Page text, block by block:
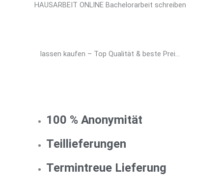
HAUSARBEIT ONLINE Bachelorarbeit schreiben
lassen kaufen – Top Qualität & beste Prei...
100 % Anonymität
Teillieferungen
Termintreue Lieferung